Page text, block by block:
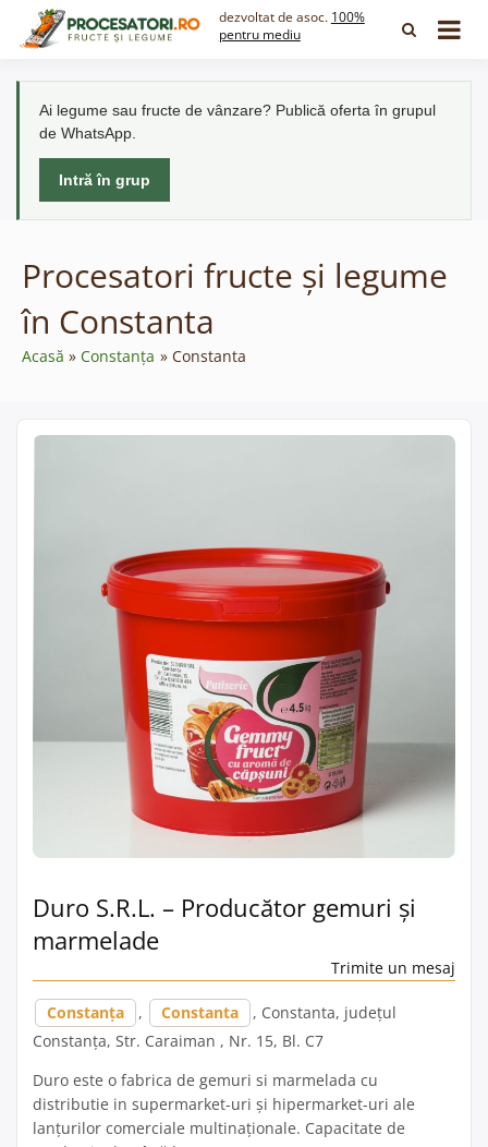
dezvoltat de asoc. 100%
pentru mediu
Ai legume sau fructe de vânzare? Publică oferta în grupul
de WhatsApp.
Intră în grup
Procesatori fructe și legume
în Constanta
Acasă Constanța Constanta
Duro S.R.L. – Producător gemuri și
marmelade
Trimite un mesaj
Constanța , Constanta
, Constanta, județul
Constanța, Str. Caraiman , Nr. 15, Bl. C7
Duro este o fabrica de gemuri si marmelada cu
distributie in supermarket-uri şi hipermarket-uri ale
lanţurilor comerciale multinaţionale. Capacitate de